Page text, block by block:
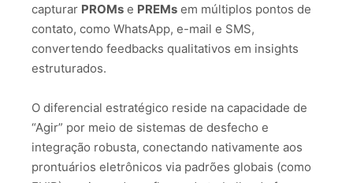
capturar PROMs e PREMs em múltiplos pontos de
contato, como WhatsApp, e-mail e SMS,
convertendo feedbacks qualitativos em insights
estruturados.
O diferencial estratégico reside na capacidade de
“Agir” por meio de sistemas de desfecho e
integração robusta, conectando nativamente aos
prontuários eletrônicos via padrões globais (como